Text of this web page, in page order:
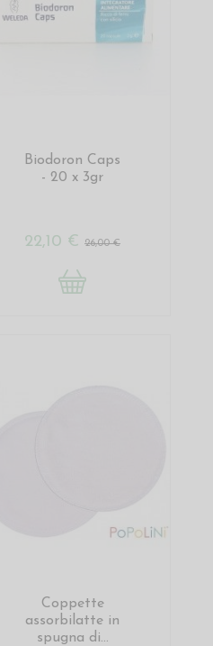
Biodoron Caps
- 20 x 3gr
22,10 €26,00 €
Coppette
assorbilatte in
spugna di...